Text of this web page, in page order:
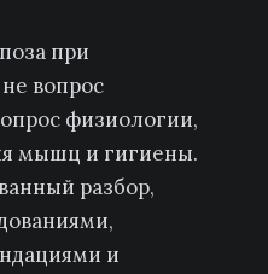
при
вопрос
физиологии,
мышц и гигиены.
разбор,
и